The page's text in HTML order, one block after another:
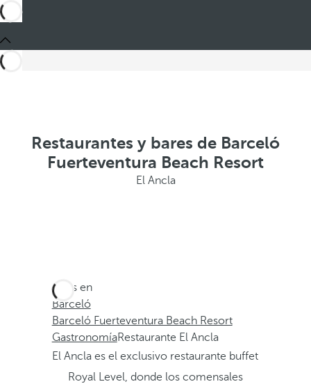
Restaurantes y bares de Barceló
Fuerteventura Beach Resort
El Ancla
Estás en
Barceló
Barceló Fuerteventura Beach Resort
GastronomíaRestaurante El Ancla
El Ancla es el exclusivo restaurante buffet
Royal Level, donde los comensales